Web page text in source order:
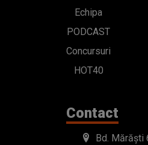
Echipa
PODCAST
Concursuri
HOT40
Contact
Bd. Mărăști